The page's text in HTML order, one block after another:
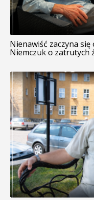
Nienawiść zaczyna się
Niemczuk o zatrutych